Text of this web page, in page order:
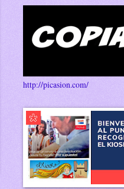
http://picasion.com/